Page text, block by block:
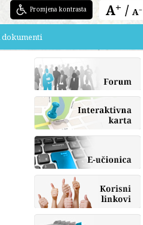
Promjena kontrasta A⁺ / A⁻
dokumenti